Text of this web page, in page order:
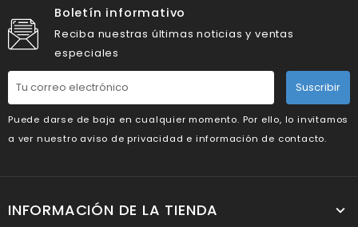
Boletín informativo
Reciba nuestras últimas noticias y ventas
especiales
Suscribir
Puede darse de baja en cualquier momento. Por ello, lo invitamos
a ver nuestro aviso de privacidad e información de contacto.
INFORMACIÓN DE LA TIENDA